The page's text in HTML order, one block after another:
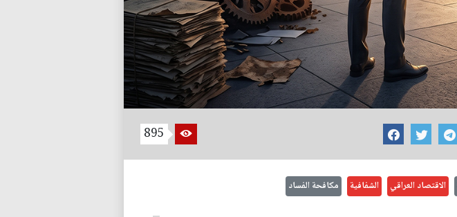
895
الاقتصاد العراقي الشفافية مكافحة الفساد